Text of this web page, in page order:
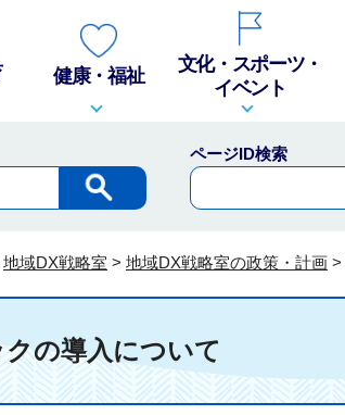
健康・福祉
文化・スポーツ・
イベント
ページID検索
地域DX戦略室 > 地域DX戦略室の政策・計画 >
の導入について